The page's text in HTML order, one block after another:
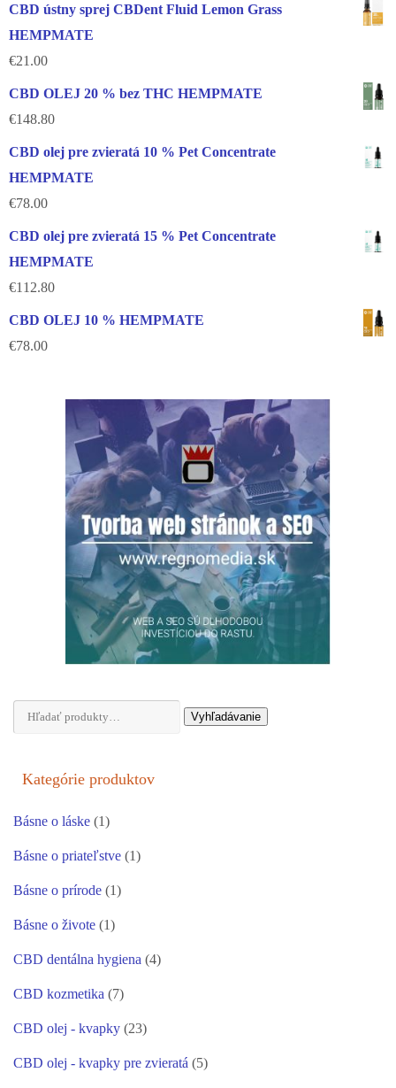
CBD ústny sprej CBDent Fluid Lemon Grass
HEMPMATE
€21.00
CBD OLEJ 20 % bez THC HEMPMATE
€148.80
CBD olej pre zvieratá 10 % Pet Concentrate
HEMPMATE
€78.00
CBD olej pre zvieratá 15 % Pet Concentrate
HEMPMATE
€112.80
CBD OLEJ 10 % HEMPMATE
€78.00
Hľadať: Vyhľadávanie
Kategórie produktov
Básne o láske (1)
Básne o priateľstve (1)
Básne o prírode (1)
Básne o živote (1)
CBD dentálna hygiena (4)
CBD kozmetika (7)
CBD olej - kvapky (23)
CBD olej - kvapky pre zvieratá (5)